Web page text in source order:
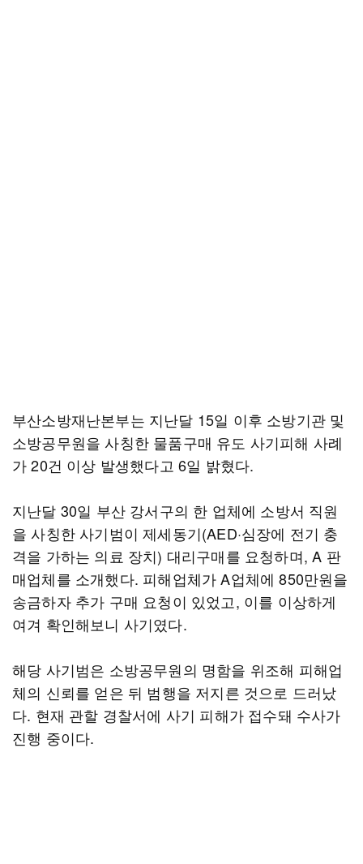
부산소방재난본부는 지난달 15일 이후 소방기관 및
소방공무원을 사칭한 물품구매 유도 사기피해 사례
가 20건 이상 발생했다고 6일 밝혔다.
지난달 30일 부산 강서구의 한 업체에 소방서 직원
을 사칭한 사기범이 제세동기(AED·심장에 전기 충
격을 가하는 의료 장치) 대리구매를 요청하며, A 판
매업체를 소개했다. 피해업체가 A업체에 850만원을
송금하자 추가 구매 요청이 있었고, 이를 이상하게
여겨 확인해보니 사기였다.
해당 사기범은 소방공무원의 명함을 위조해 피해업
체의 신뢰를 얻은 뒤 범행을 저지른 것으로 드러났
다. 현재 관할 경찰서에 사기 피해가 접수돼 수사가
진행 중이다.